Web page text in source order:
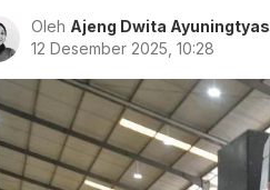
Oleh Ajeng Dwita Ayuningtyas
12 Desember 2025, 10:28